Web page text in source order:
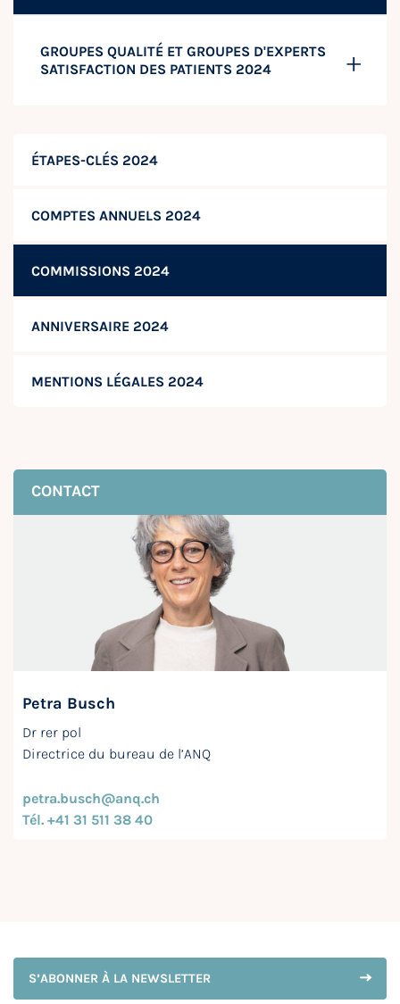
ÉTAPES-CLÉS 2024
COMPTES ANNUELS 2024
COMMISSIONS 2024
ANNIVERSAIRE 2024
MENTIONS LÉGALES 2024
CONTACT
Petra Busch
Dr rer pol
Directrice du bureau de l’ANQ
petra.busch@anq.ch
Tél. +41 31 511 38 40
GROUPES QUALITÉ ET GROUPES D'EXPERTS
SATISFACTION DES PATIENTS 2024
S’ABONNER À LA NEWSLETTER